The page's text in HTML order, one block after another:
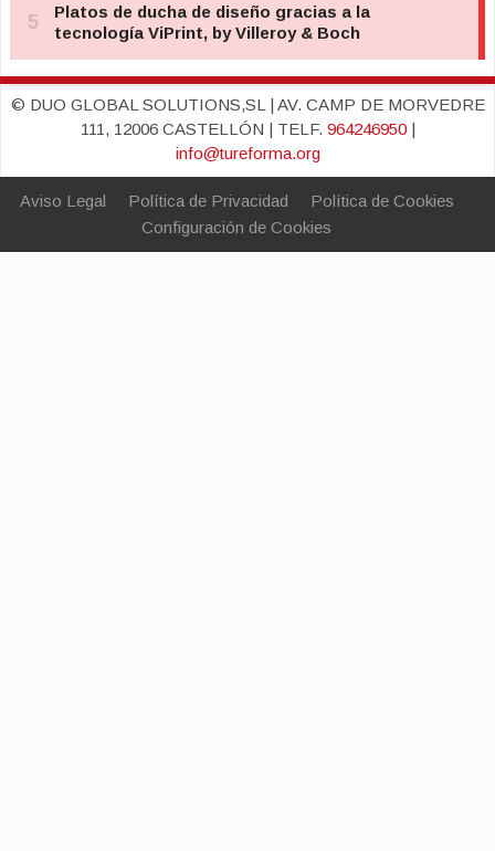
© DUO GLOBAL SOLUTIONS,SL | AV. CAMP DE MORVEDRE
111, 12006 CASTELLÓN | TELF. 964246950|
info@tureforma.org
Aviso Legal Política de Privacidad
Política de Cookies
Configuración de Cookies